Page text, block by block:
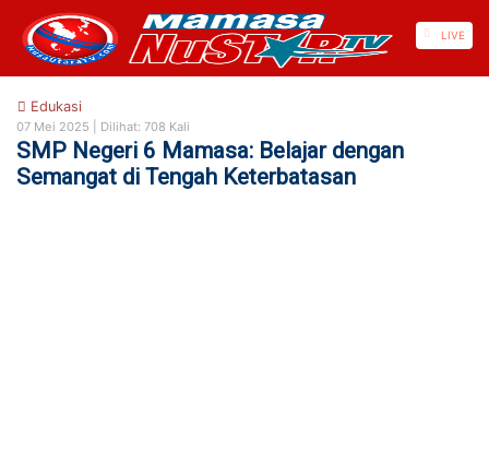
https://mamasa.nusautaratv.com/
LIVE
Edukasi
07 Mei 2025 | Dilihat: 708 Kali
SMP Negeri 6 Mamasa: Belajar dengan
Semangat di Tengah Keterbatasan